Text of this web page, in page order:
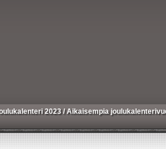
2023/Aikaisempia